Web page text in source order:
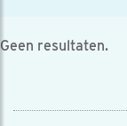
Geen resultaten.